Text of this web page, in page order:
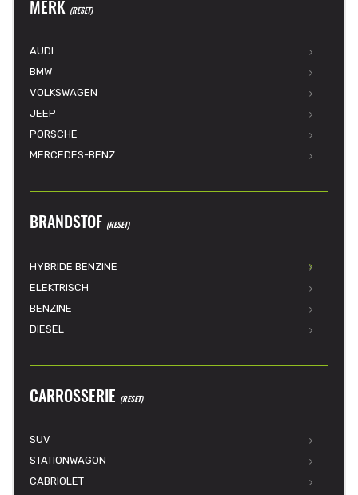
MERK (RESET)
AUDI
BMW
VOLKSWAGEN
JEEP
PORSCHE
MERCEDES-BENZ
BRANDSTOF (RESET)
HYBRIDE BENZINE
ELEKTRISCH
BENZINE
DIESEL
CARROSSERIE (RESET)
SUV
STATIONWAGON
CABRIOLET